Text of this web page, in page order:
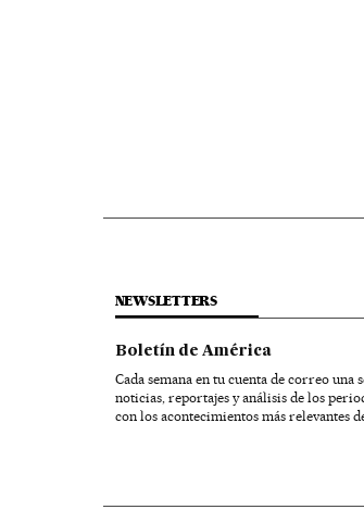
NEWSLETTERS
Boletín de América
Cada semana en tu cuenta de correo una
noticias, reportajes y análisis de los
con los acontecimientos más relevantes